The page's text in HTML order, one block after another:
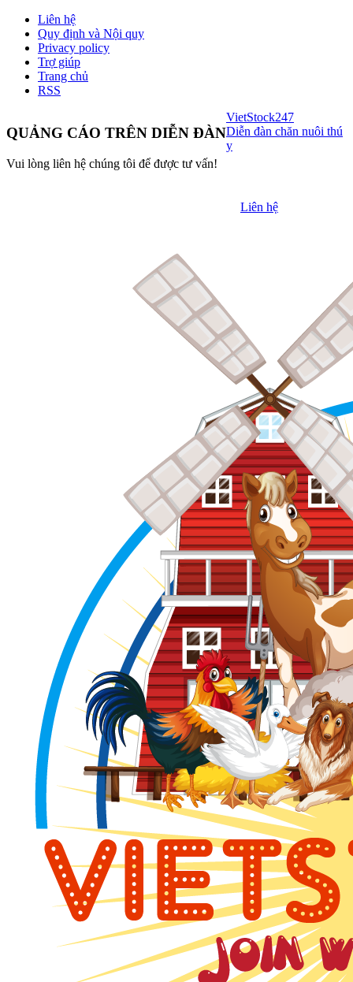
Liên hệ
Quy định và Nội quy
Privacy policy
Trợ giúp
Trang chủ
RSS
QUẢNG CÁO TRÊN DIỄN ĐÀN
Vui lòng liên hệ chúng tôi để được tư vấn!
Liên hệ
VietStock247
Diễn đàn chăn nuôi thú
y